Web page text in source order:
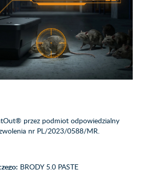
przez podmiot odpowiedzialny
nr PL/2023/0588/MR.
BRODY 5.0 PASTE